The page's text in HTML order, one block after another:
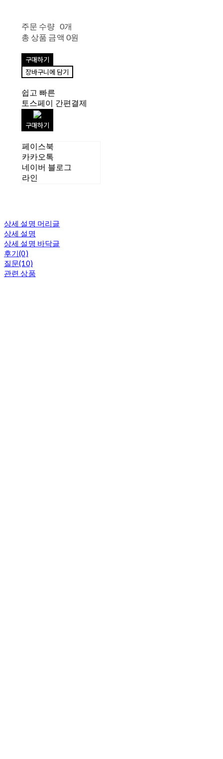
주문 수량 0개
총 상품 금액 0원
구매하기
장바구니에 담기
쉽고 빠른
토스페이 간편결제
구매하기
페이스북
카카오톡
네이버 블로그
라인
상세 설명 머리글
상세 설명
상세 설명 바닥글
후기(0)
질문(10)
관련 상품